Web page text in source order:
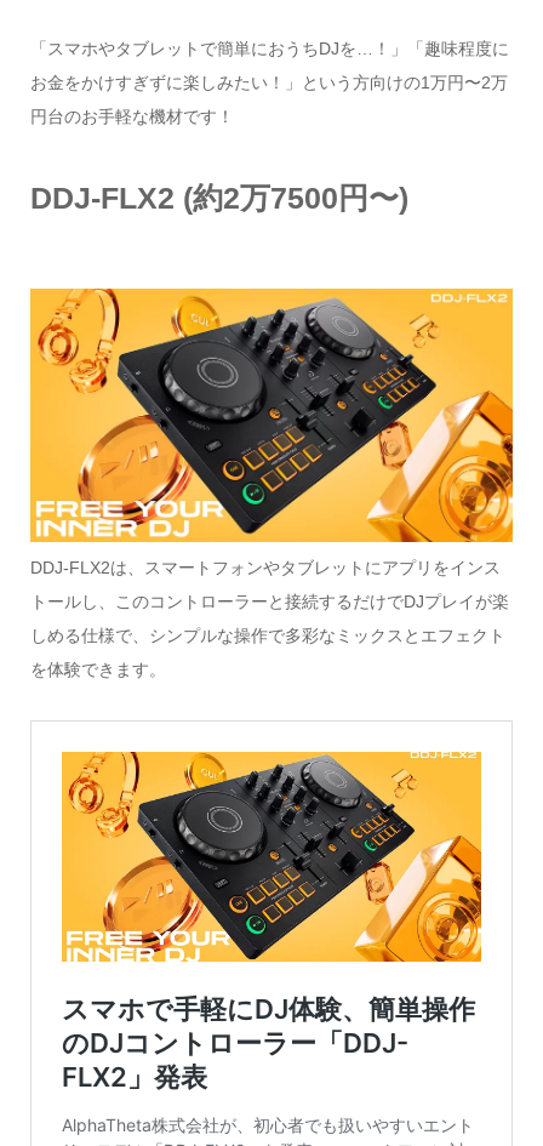
「スマホやタブレットで簡単におうちDJを…！」「趣味程度に
お金をかけすぎずに楽しみたい！」という方向けの1万円〜2万
円台のお手軽な機材です！
DDJ-FLX2 (約2万7500円〜)
DDJ-FLX2は、スマートフォンやタブレットにアプリをインス
トールし、このコントローラーと接続するだけでDJプレイが楽
しめる仕様で、シンプルな操作で多彩なミックスとエフェクト
を体験できます。